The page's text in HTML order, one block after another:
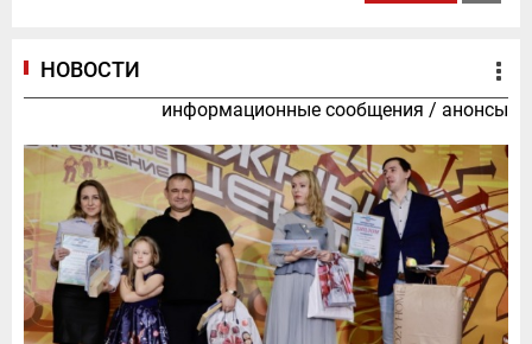
НОВОСТИ
информационные сообщения / анонсы